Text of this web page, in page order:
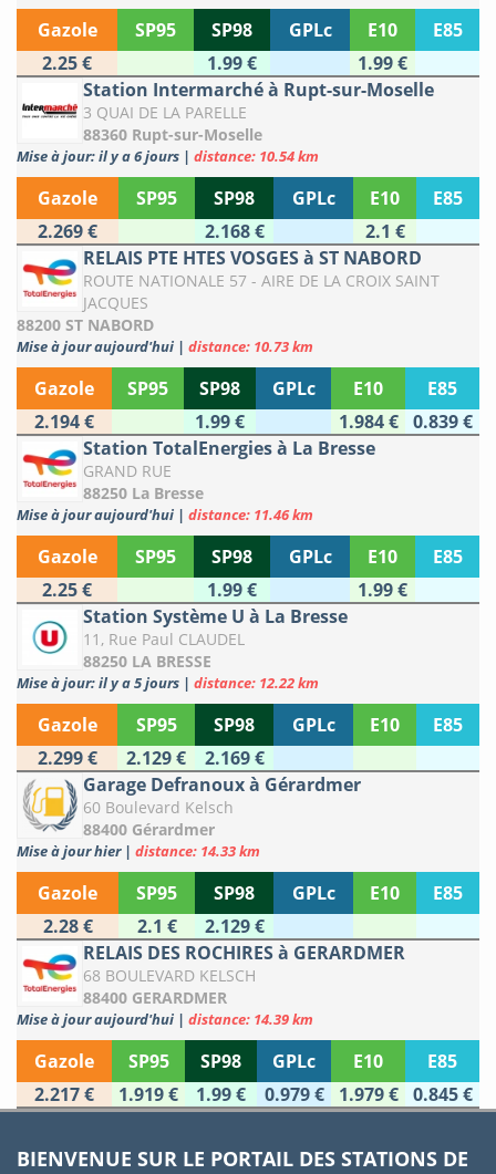
Gazole SP95 SP98 GPLc E10
E85
2.25 €
1.99 €
1.99 €
Station Intermarché à Rupt-sur-Moselle
3 QUAI DE LA PARELLE
88360 Rupt-sur-Moselle
Mise à jour: il y a 6 jours | distance: 10.54 km
Gazole SP95 SP98 GPLc E10
E85
2.269 €
2.168 €
2.1 €
RELAIS PTE HTES VOSGES à ST NABORD
ROUTE NATIONALE 57 - AIRE DE LA CROIX SAINT
JACQUES
88200 ST NABORD
Mise à jour aujourd'hui | distance: 10.73 km
Gazole SP95 SP98 GPLc E10
E85
2.194 €
1.99 € 1.984 €
0.839 €
Station TotalEnergies à La Bresse
GRAND RUE
88250 La Bresse
Mise à jour aujourd'hui | distance: 11.46 km
Gazole SP95 SP98 GPLc E10
E85
2.25 €
1.99 €
1.99 €
Station Système U à La Bresse
11, Rue Paul CLAUDEL
88250 LA BRESSE
Mise à jour: il y a 5 jours | distance: 12.22 km
Gazole SP95 SP98 GPLc E10
E85
2.299 €
2.129 €
2.169 €
Garage Defranoux à Gérardmer
60 Boulevard Kelsch
88400 Gérardmer
Mise à jour hier | distance: 14.33 km
Gazole SP95 SP98 GPLc E10
E85
2.28 €
2.1 €
2.129 €
RELAIS DES ROCHIRES à GERARDMER
68 BOULEVARD KELSCH
88400 GERARDMER
Mise à jour aujourd'hui | distance: 14.39 km
Gazole SP95 SP98 GPLc E10
E85
2.217 €
1.919 € 1.99 € 0.979 € 1.979 € 0.845 €
BIENVENUE SUR LE PORTAIL DES STATIONS DE